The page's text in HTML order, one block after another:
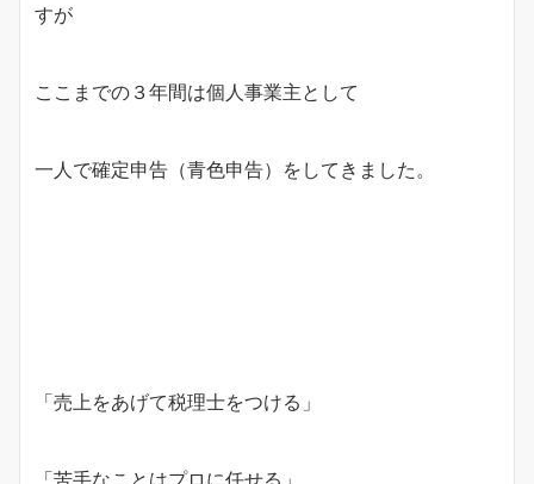
すが
ここまでの３年間は個人事業主として
一人で確定申告（青色申告）をしてきました。
「売上をあげて税理士をつける」
「苦手なことはプロに任せる」